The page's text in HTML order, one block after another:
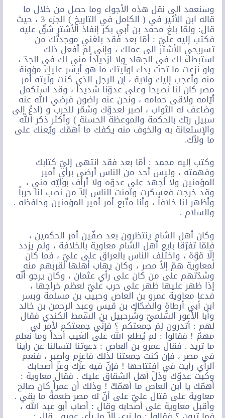
وسنعمد الى نقل هذه الأجواء وما حصل من خلال ما
قاله ابن الأثير في ( الكامل في التاريخ ) الجزء 3 ، حيث
قال: ولمّا بلغ محمد بن أبي بكر إنفاذ الأشتر شقّ عليه
فكتب إليه عليّ : أمّا بعد فقد بلغني موجدتُك من
تسريحي الأشتر الى عملك ، وإني لم أفعل ذلك
استبطاء لك في الجهاد ولا ازدياداً مني لك في الجدّ ،
ولو نزعت ما تحت يدك لولّيتك ما هو أيسر عليك مؤونة
منه وأعجب إليك ولاية ، إن الرجل الذي كنت ولّيته أمر
مصر كان لنا نصيحاً وعلى عدوّنا شديداً ، وقد استكمل
أيّامه ولاقى حمامه ، ونحن عنه راضون فرضي الله عنه
وضاعف له الثواب ، اصبر لعدوّك وشمّر للحرب و (ادعُ إلى
سبيل ربّك بالحكمة والموعظة الحسنة ) وأكثر ذكر الله
والإستعانة به والخوف منه يكفك ما أهمّك ويُعنك على
ما ولاّك.
وكتب إليه محمد : أمّا بعد فقد انتهى إليّ كتابك
وفهمته ، وليس أحد من الناس أرضى برأي أمير
المؤمنين ولا أجهد على عدوّه ولا أرأف بوليّه مني ،
وقد خرجت فعسكرت وآمنت الناس إلاّ من نصب لنا حرباً
وأظهر لنا خلافاً ، وأنا متّبع أمر أمير المؤمنين وحافظه .
والسلام .
وكان أهل الشام ينتظرون بعد صفّين أمر الحكمين ،
فلمّا تفرّقا بايع أهل الشام معاوية بالخلافة ، ولم يزدد
إلّا قوّة ، واختلف الناس بالعراق على عليّ ، فما كان
لمعاوية همّ إلاً مصر ، وكان يهاب أهلها لقربهم منه
وشدّتهم على من كان على رأي عثمان ، وكان يرجو أنّه
إذا ظهر عليها ظهر على حرب عليّ لعظم خراجها ،
فدعا معاوية عمرو بن العاص وحبيب بن مسلمة وبسر
ابن أبي أرطاة والضحّاك بن قيس وعبد الرحمن بن خالد
وأبا الأعور السُّلميّ وشُرحبيل بن السِّمط الكندي فقال
لهم : أتدرون لِمَ جمعتكم ؟ فإنّي جمعتكم لأمر لي
مهمّ ! فقالوا : لم يُطلع الله على الغيب أحداً وما نعلم
ما تريد . فقال عمرو بن العاص : دعوتنا لتسألنا عن رأينا
في مصر ، فإن كنت جمعتنا لذلك فاعزم واصبر ، فنعم
الرأي رأيت في افتتاحها ! فإنّ فيه عزّك وعزّ أصحابك
وكبت عدوّك وذلّ أهل الشقاق عليك . فقال معاوية :
أهمّك يا ابن العاص ما أهمّكّ ! وذلك أن عمراً كان صالح
معاوية على قتال عليّ على أنّ له مصر طعمةً ما بقي .
وأقبل معاوية على أصحابه وقال : أصاب أبو عبد الله ،